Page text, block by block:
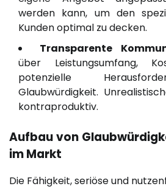
werden kann, um den
Kunden optimal zu decken.
Transparente
über Leistungsumfang,
potenzielle
Glaubwürdigkeit.
kontraproduktiv.
Aufbau von
im Markt
Die Fähigkeit, seriöse und